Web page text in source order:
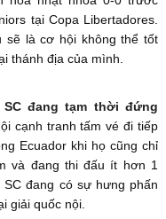
tại Copa Libertadores.
sẽ là cơ hội không thể tốt
thánh địa của mình.
SC đang tạm thời đứng
cạnh tranh tấm vé đi tiếp
Ecuador khi họ cũng chỉ
và đang thi đấu ít hơn 1
đang có sự hưng phấn
giải quốc nội.